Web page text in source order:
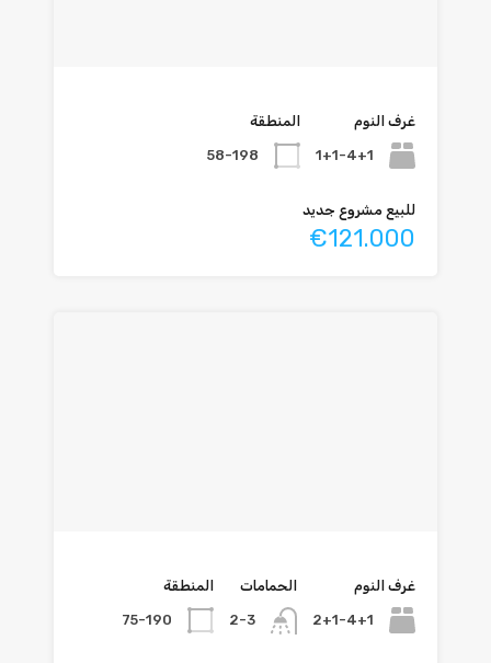
غرف النوم
1+1-4+1
المنطقة
58-198
للبيع مشروع جديد
€121.000
غرف النوم
2+1-4+1
الحمامات
2-3
المنطقة
75-190